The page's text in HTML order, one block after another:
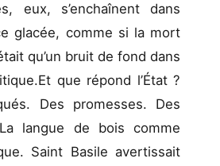
eux, s’enchaînent dans
glacée, comme si la mort
qu’un bruit de fond dans
que répond l’État ?
Des promesses. Des
langue de bois comme
Saint Basile avertissait